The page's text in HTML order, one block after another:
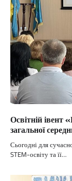
Освітній івент
загальної
Сьогодні для
STEM-освіту та її…